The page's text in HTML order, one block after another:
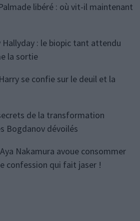
libéré : où vit-il maintenant
Hallyday : le biopic tant attendu
la sortie
se confie sur le deuil et la
de la transformation
Bogdanov dévoilés
Nakamura avoue consommer
confession qui fait jaser !